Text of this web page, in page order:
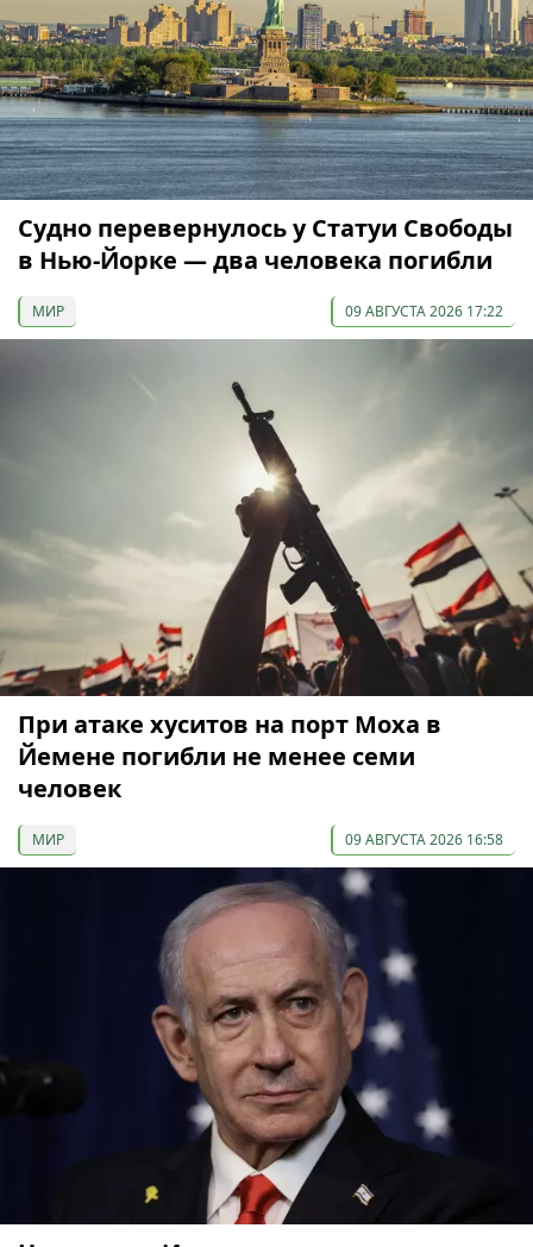
Судно перевернулось у Статуи Свободы
в Нью-Йорке — два человека погибли
МИР 09 АВГУСТА 2026 17:22
При атаке хуситов на порт Моха в
Йемене погибли не менее семи
человек
МИР 09 АВГУСТА 2026 16:58